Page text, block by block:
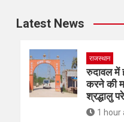
Latest News
राजस्थान
रुदावल में
करने की
श्रद्धालु
1 hour